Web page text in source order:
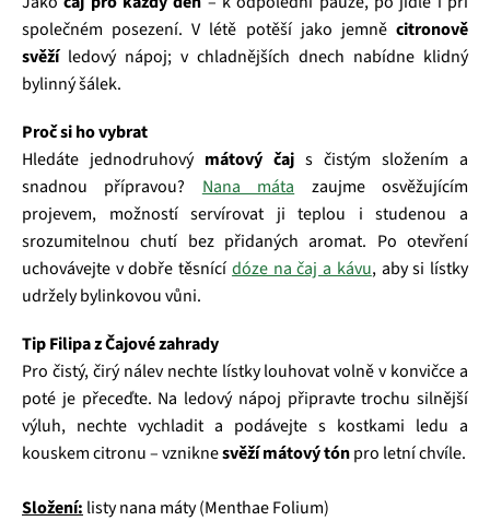
společném posezení. V létě potěší jako jemně citronově
svěžíledový nápoj; v chladnějších dnech nabídne klidný
bylinný šálek.
Proč si ho vybrat
Hledáte jednodruhový mátový čaj s čistým složením a
snadnou přípravou? Nana máta zaujme osvěžujícím
projevem, možností servírovat ji teplou i studenou a
srozumitelnou chutí bez přidaných aromat. Po otevření
uchovávejte v dobře těsnící dóze na čaj a kávu, aby si lístky
udržely bylinkovou vůni.
Tip Filipa z Čajové zahrady
Pro čistý, čirý nálev nechte lístky louhovat volně v konvičce a
poté je přeceďte. Na ledový nápoj připravte trochu silnější
výluh, nechte vychladit a podávejte s kostkami ledu a
kouskem citronu – vzniknesvěží mátový tónpro letní chvíle.
Složení: listy nana máty (Menthae Folium)